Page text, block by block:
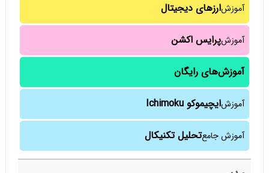
آموزشارزهای دیجیتال
آموزشپرایس اکشن
آموزش‌های رایگان
آموزشایچیموکو Ichimoku
آموزش جامعتحلیل تکنیکال